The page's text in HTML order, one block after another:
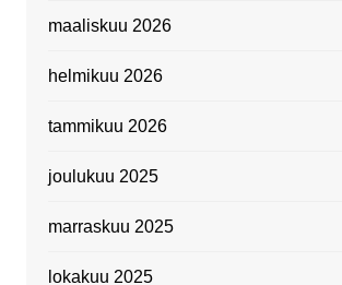
maaliskuu 2026
helmikuu 2026
tammikuu 2026
joulukuu 2025
marraskuu 2025
lokakuu 2025